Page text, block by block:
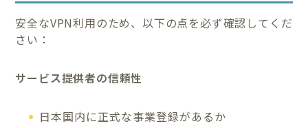
安全なVPN利用のため、以下の点を必ず確認してくだ
さい：
サービス提供者の信頼性
日本国内に正式な事業登録があるか